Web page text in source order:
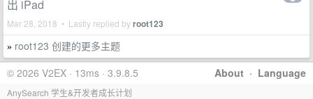
出 iPad
Mar 28, 2018 • Lastly replied byroot123
» root123 创建的更多主题
About · Language
© 2026 V2EX · 13ms · 3.9.8.5
AnySearch 学生&开发者成长计划